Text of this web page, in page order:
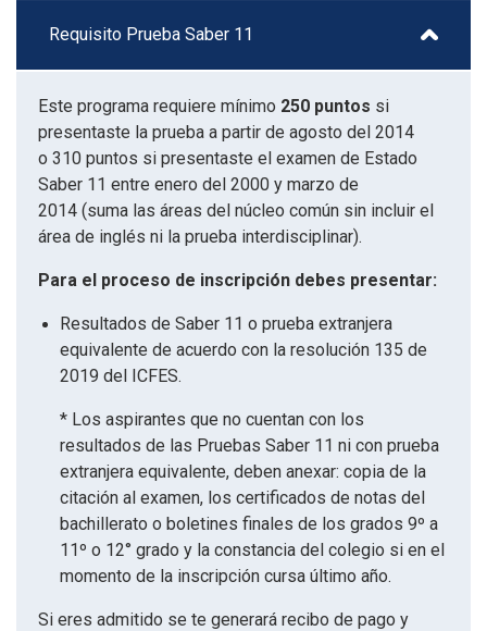
Requisito Prueba Saber 11
Este programa requiere mínimo 250 puntos si
presentaste la prueba a partir de agosto del 2014
o 310 puntos si presentaste el examen de Estado
Saber 11 entre enero del 2000 y marzo de
2014 (suma las áreas del núcleo común sin incluir el
área de inglés ni la prueba interdisciplinar).
Para el proceso de inscripción debes presentar:
Resultados de Saber 11 o prueba extranjera
equivalente de acuerdo con la resolución 135 de
2019 del ICFES.
* Los aspirantes que no cuentan con los
resultados de las Pruebas Saber 11 ni con prueba
extranjera equivalente, deben anexar: copia de la
citación al examen, los certificados de notas del
bachillerato o boletines finales de los grados 9º a
11º o 12° grado y la constancia del colegio si en el
momento de la inscripción cursa último año.
Si eres admitido se te generará recibo de pago y